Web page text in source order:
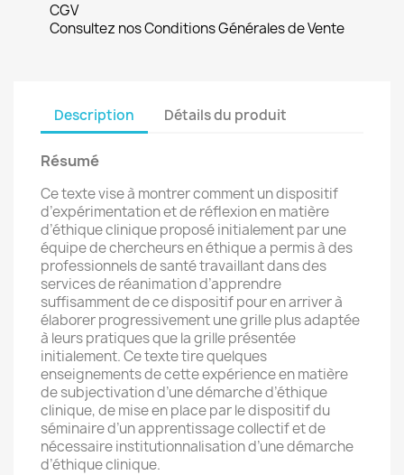
CGV
Consultez nos Conditions Générales de Vente
Description Détails du produit
Résumé
Ce texte vise à montrer comment un dispositif
d’expérimentation et de réflexion en matière
d’éthique clinique proposé initialement par une
équipe de chercheurs en éthique a permis à des
professionnels de santé travaillant dans des
services de réanimation d’apprendre
suffisamment de ce dispositif pour en arriver à
élaborer progressivement une grille plus adaptée
à leurs pratiques que la grille présentée
initialement. Ce texte tire quelques
enseignements de cette expérience en matière
de subjectivation d’une démarche d’éthique
clinique, de mise en place par le dispositif du
séminaire d’un apprentissage collectif et de
nécessaire institutionnalisation d’une démarche
d’éthique clinique.